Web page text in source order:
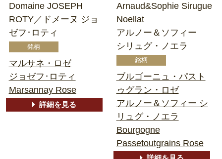
Domaine JOSEPH
ROTY／ドメーヌ ジョ
ゼフ･ロティ
マルサネ・ロゼ
ジョゼフ･ロティ
Marsannay Rose
詳細を見る
Arnaud&Sophie Sirugue
Noellat
アルノー＆ソフィー
シリュグ・ノエラ
ブルゴーニュ・パスト
ゥグラン・ロゼ
アルノー＆ソフィー シ
リュグ・ノエラ
Bourgogne
Passetoutgrains Rose